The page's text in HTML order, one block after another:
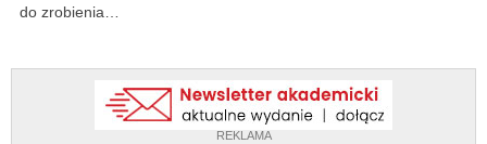
REKLAMA
do zrobienia…